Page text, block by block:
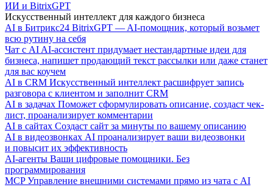
ИИ и BitrixGPT
Искусственный интеллект для каждого бизнеса
AI в Битрикс24 BitrixGPT — AI-помощник, который возьмет
всю рутину на себя
Чат с AI AI-ассистент придумает нестандартные идеи для
бизнеса, напишет продающий текст рассылки или даже станет
для вас коучем
AI в CRM Искусственный интеллект расшифрует запись
разговора с клиентом и заполнит CRM
AI в задачах Поможет сформулировать описание, создаст чек-
лист, проанализирует комментарии
AI в сайтах Создаст сайт за минуты по вашему описанию
AI в видеозвонках AI проанализирует ваши видеозвонки
и повысит их эффективность
AI-агенты Ваши цифровые помощники. Без
программирования
MCP Управление внешними системами прямо из чата с AI